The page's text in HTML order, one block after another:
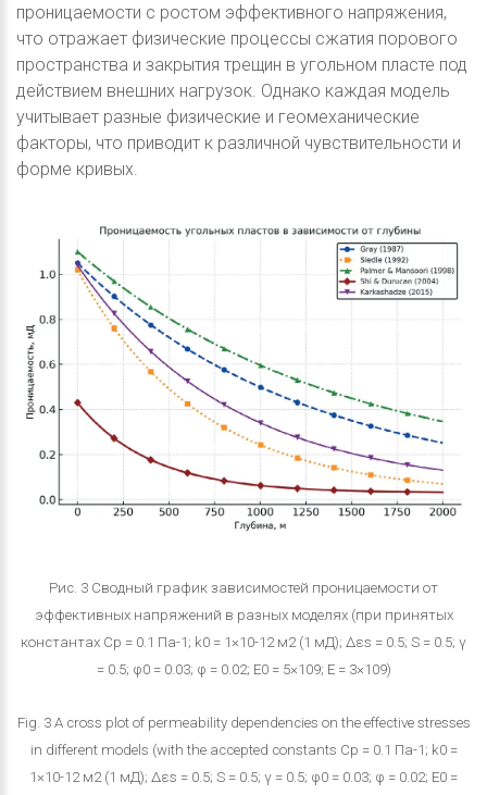
проницаемости с ростом эффективного напряжения,
что отражает физические процессы сжатия порового
пространства и закрытия трещин в угольном пласте под
действием внешних нагрузок. Однако каждая модель
учитывает разные физические и геомеханические
факторы, что приводит к различной чувствительности и
форме кривых.
Рис. 3 Сводный график зависимостей проницаемости от
эффективных напряжений в разных моделях (при принятых
константах Cp = 0.1 Па-1; k0 = 1×10-12 м2 (1 мД); ∆εs = 0.5; S = 0.5; γ
= 0.5; φ0 = 0.03; φ = 0.02; E0 = 5×109; E = 3×109)
Fig. 3 A cross plot of permeability dependencies on the effective stresses
in different models (with the accepted constants Cp = 0.1 Па-1; k0 =
1×10-12 м2 (1 мД); ∆εs = 0.5; S = 0.5; γ = 0.5; φ0 = 0.03; φ = 0.02; E0 =